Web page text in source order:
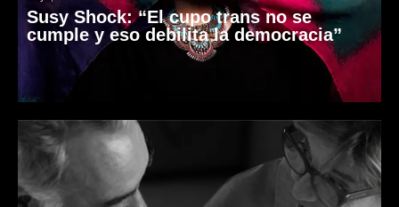
Susy Shock: “El cupo trans no se
cumple y eso debilita la democracia”